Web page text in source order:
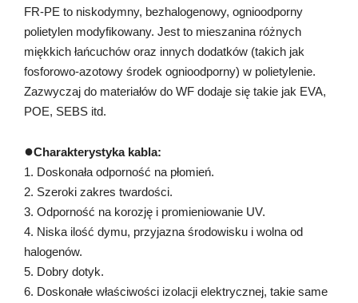
FR-PE to niskodymny, bezhalogenowy, ognioodporny
polietylen modyfikowany. Jest to mieszanina różnych
miękkich łańcuchów oraz innych dodatków (takich jak
fosforowo-azotowy środek ognioodporny) w polietylenie.
Zazwyczaj do materiałów do WF dodaje się takie jak EVA,
POE, SEBS itd.
●Charakterystyka kabla:
1. Doskonała odporność na płomień.
2. Szeroki zakres twardości.
3. Odporność na korozję i promieniowanie UV.
4. Niska ilość dymu, przyjazna środowisku i wolna od
halogenów.
5. Dobry dotyk.
6. Doskonałe właściwości izolacji elektrycznej, takie same